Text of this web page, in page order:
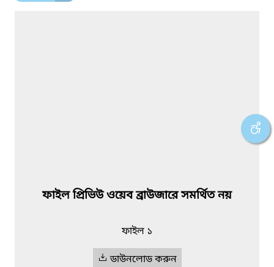
ফাইল প্রিভিউ ওয়েব ব্রাউজারে সমর্থিত নয়
ফাইল ১
ডাউনলোড করুন